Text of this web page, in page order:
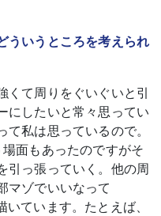
ういうところを考えられ
くて周りをぐいぐいと引
にしたいと常々思ってい
私は思っているので。
面もあったのですがそ
引っ張っていく。他の周
マゾでいいなって
ています。たとえば、